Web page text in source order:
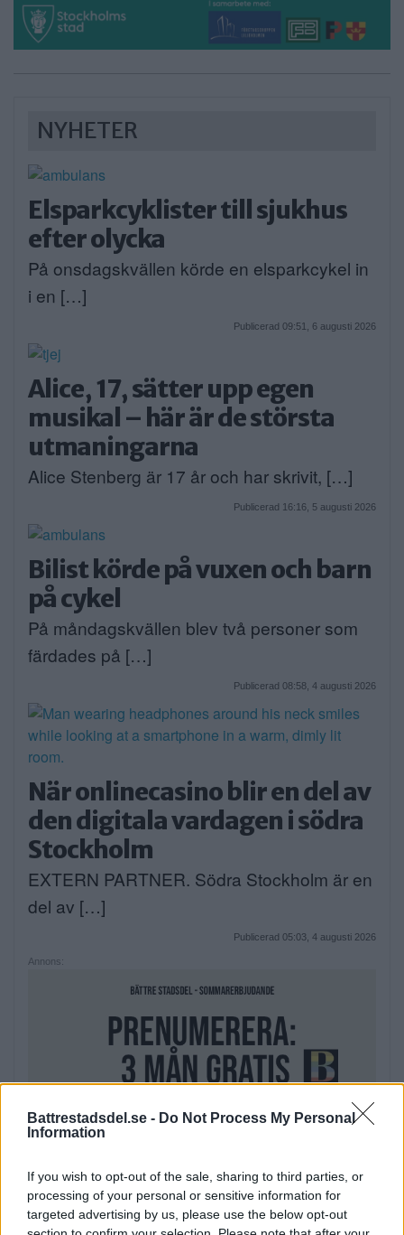
Battrestadsdel.se - Do Not Process My Personal
Information
If you wish to opt-out of the sale, sharing to third parties, or
processing of your personal or sensitive information for
targeted advertising by us, please use the below opt-out
NYHETER
Elsparkcyklister till sjukhus
efter olycka
På onsdagskvällen körde en elsparkcykel in
i en […]
Publicerad 09:51, 6 augusti 2026
Alice, 17, sätter upp egen
musikal – här är de största
utmaningarna
Alice Stenberg är 17 år och har skrivit, […]
Publicerad 16:16, 5 augusti 2026
Bilist körde på vuxen och barn
på cykel
På måndagskvällen blev två personer som
färdades på […]
Publicerad 08:58, 4 augusti 2026
När onlinecasino blir en del av
den digitala vardagen i södra
Stockholm
EXTERN PARTNER. Södra Stockholm är en
del av […]
Publicerad 05:03, 4 augusti 2026
Annons: